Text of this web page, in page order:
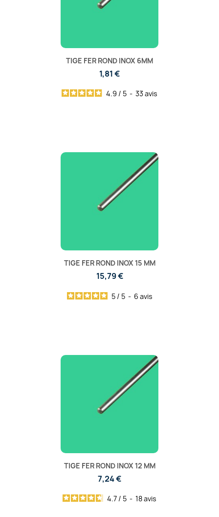
TIGE FER ROND INOX 6MM
1,81 €
4.9 / 5 - 33avis
TIGE FER ROND INOX 15 MM
15,79 €
5 / 5 - 6 avis
TIGE FER ROND INOX 12 MM
7,24 €
4.7 / 5 - 18avis